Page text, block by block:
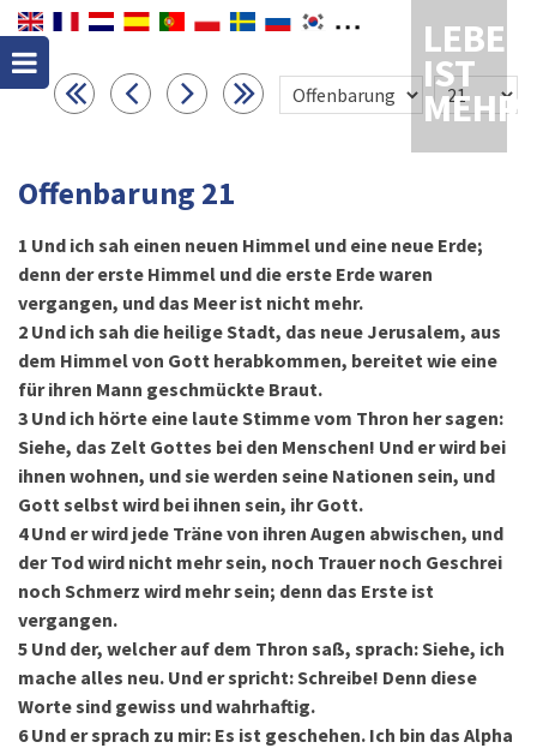
LEBEN
IST
MEHR
Offenbarung 21
1 Und ich sah einen neuen Himmel und eine neue Erde;
denn der erste Himmel und die erste Erde waren
vergangen, und das Meer ist nicht mehr.
2 Und ich sah die heilige Stadt, das neue Jerusalem, aus
dem Himmel von Gott herabkommen, bereitet wie eine
für ihren Mann geschmückte Braut.
3 Und ich hörte eine laute Stimme vom Thron her sagen:
Siehe, das Zelt Gottes bei den Menschen! Und er wird bei
ihnen wohnen, und sie werden seine Nationen sein, und
Gott selbst wird bei ihnen sein, ihr Gott.
4 Und er wird jede Träne von ihren Augen abwischen, und
der Tod wird nicht mehr sein, noch Trauer noch Geschrei
noch Schmerz wird mehr sein; denn das Erste ist
vergangen.
5 Und der, welcher auf dem Thron saß, sprach: Siehe, ich
mache alles neu. Und er spricht: Schreibe! Denn diese
Worte sind gewiss und wahrhaftig.
6 Und er sprach zu mir: Es ist geschehen. Ich bin das Alpha